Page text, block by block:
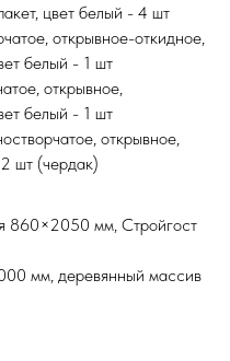
цвет белый - 4 шт
открывное-откидное,
белый - 1 шт
открывное,
белый - 1 шт
открывное,
шт (чердак)
860×2050 мм, Стройгост
мм, деревянный массив